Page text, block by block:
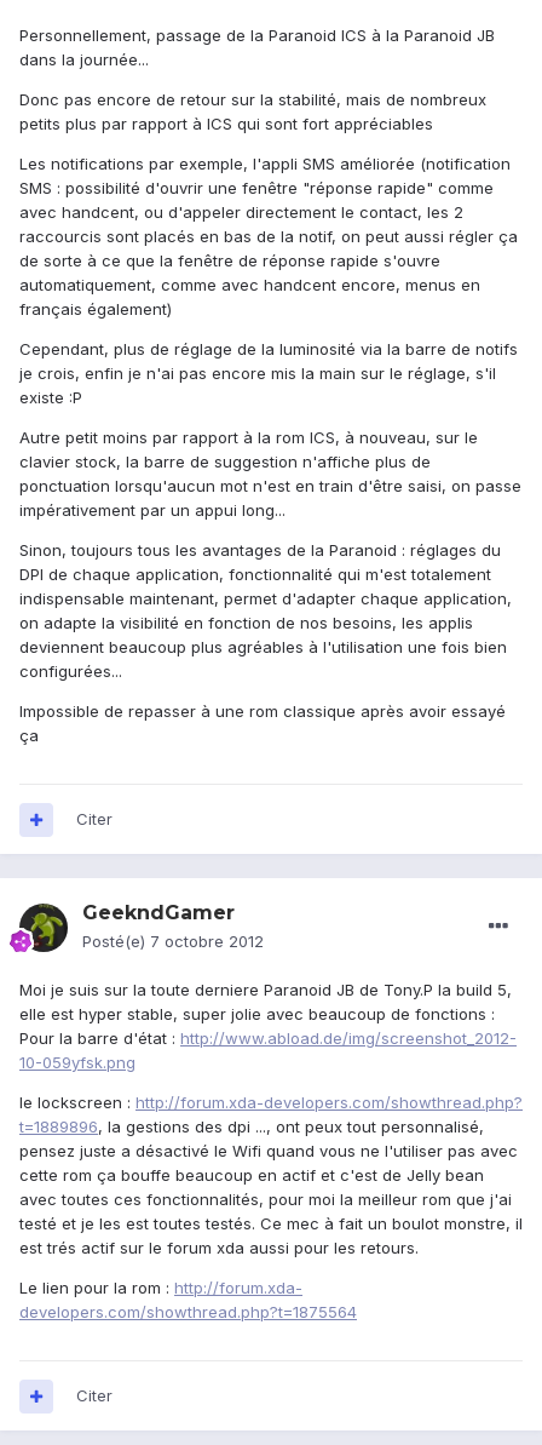
Personnellement, passage de la Paranoid ICS à la Paranoid JB
dans la journée...
Donc pas encore de retour sur la stabilité, mais de nombreux
petits plus par rapport à ICS qui sont fort appréciables
Les notifications par exemple, l'appli SMS améliorée (notification
SMS : possibilité d'ouvrir une fenêtre "réponse rapide" comme
avec handcent, ou d'appeler directement le contact, les 2
raccourcis sont placés en bas de la notif, on peut aussi régler ça
de sorte à ce que la fenêtre de réponse rapide s'ouvre
automatiquement, comme avec handcent encore, menus en
français également)
Cependant, plus de réglage de la luminosité via la barre de notifs
je crois, enfin je n'ai pas encore mis la main sur le réglage, s'il
existe :P
Autre petit moins par rapport à la rom ICS, à nouveau, sur le
clavier stock, la barre de suggestion n'affiche plus de
ponctuation lorsqu'aucun mot n'est en train d'être saisi, on passe
impérativement par un appui long...
Sinon, toujours tous les avantages de la Paranoid : réglages du
DPI de chaque application, fonctionnalité qui m'est totalement
indispensable maintenant, permet d'adapter chaque application,
on adapte la visibilité en fonction de nos besoins, les applis
deviennent beaucoup plus agréables à l'utilisation une fois bien
configurées...
Impossible de repasser à une rom classique après avoir essayé
ça
Citer
GeekndGamer
Posté(e) 7 octobre 2012
Moi je suis sur la toute derniere Paranoid JB de Tony.P la build 5,
elle est hyper stable, super jolie avec beaucoup de fonctions :
Pour la barre d'état : http://www.abload.de/img/screenshot_2012-
10-059yfsk.png
le lockscreen : http://forum.xda-developers.com/showthread.php?
t=1889896, la gestions des dpi ..., ont peux tout personnalisé,
pensez juste a désactivé le Wifi quand vous ne l'utiliser pas avec
cette rom ça bouffe beaucoup en actif et c'est de Jelly bean
avec toutes ces fonctionnalités, pour moi la meilleur rom que j'ai
testé et je les est toutes testés. Ce mec à fait un boulot monstre, il
est trés actif sur le forum xda aussi pour les retours.
Le lien pour la rom : http://forum.xda-
developers.com/showthread.php?t=1875564
Citer